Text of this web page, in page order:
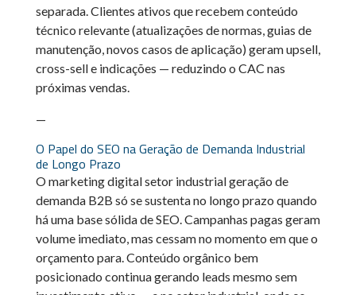
separada. Clientes ativos que recebem conteúdo
técnico relevante (atualizações de normas, guias de
manutenção, novos casos de aplicação) geram upsell,
cross-sell e indicações — reduzindo o CAC nas
próximas vendas.
—
O Papel do SEO na Geração de Demanda Industrial
de Longo Prazo
O marketing digital setor industrial geração de
demanda B2B só se sustenta no longo prazo quando
há uma base sólida de SEO. Campanhas pagas geram
volume imediato, mas cessam no momento em que o
orçamento para. Conteúdo orgânico bem
posicionado continua gerando leads mesmo sem